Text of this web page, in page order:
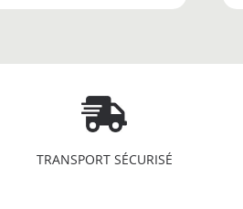
TRANSPORT SÉCURISÉ